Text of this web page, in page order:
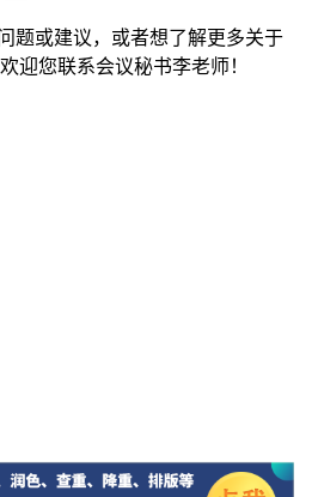
题或建议，或者想了解更多关于
迎您联系会议秘书李老师！